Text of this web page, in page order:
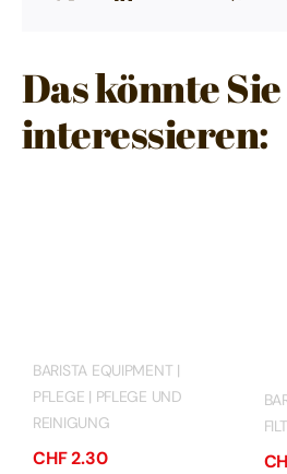
Das könnte
interessieren:
BARISTA EQUIPMENT |
PFLEGE | PFLEGE UND
REINIGUNG
CHF2.30